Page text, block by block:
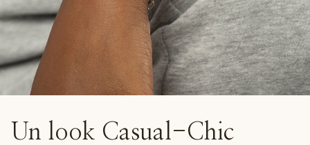
Un look Casual-Chic